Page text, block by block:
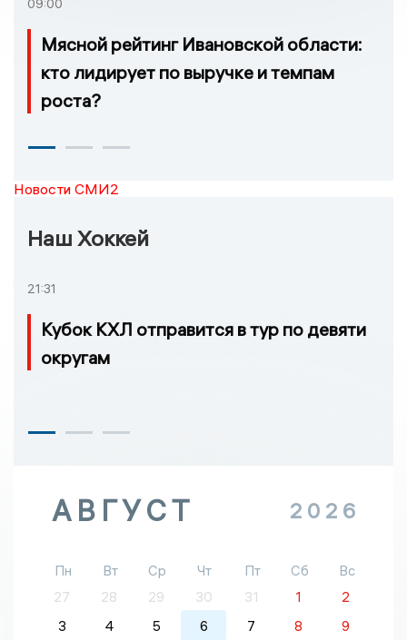
09:00
Мясной рейтинг Ивановской области:
кто лидирует по выручке и темпам
роста?
Новости СМИ2
Наш Хоккей
21:31
Кубок КХЛ отправится в тур по девяти
округам
АВГУСТ 2026
Пн Вт Ср Чт Пт Сб
Вс
27
28 29 30 31 1
2
3
4 5 6 7 8
9